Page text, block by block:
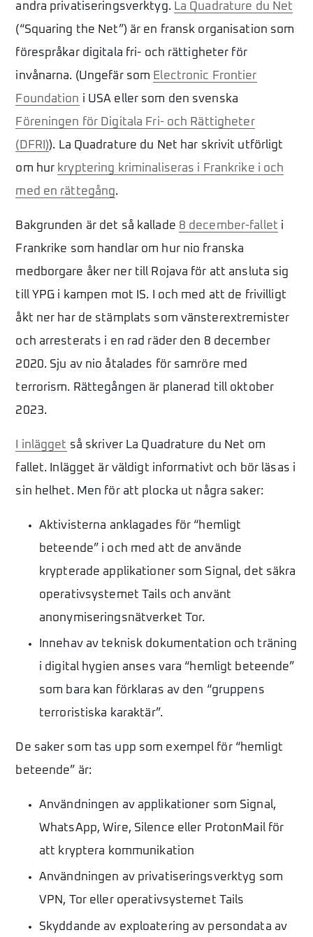
andra privatiseringsverktyg. La Quadrature du Net
(“Squaring the Net”) är en fransk organisation som
förespråkar digitala fri- och rättigheter för
invånarna. (Ungefär som Electronic Frontier
Foundation i USA eller som den svenska
Föreningen för Digitala Fri- och Rättigheter
(DFRI)). La Quadrature du Net har skrivit utförligt
om hur kryptering kriminaliseras i Frankrike i och
med en rättegång.
Bakgrunden är det så kallade 8 december-fallet i
Frankrike som handlar om hur nio franska
medborgare åker ner till Rojava för att ansluta sig
till YPG i kampen mot IS. I och med att de frivilligt
åkt ner har de stämplats som vänsterextremister
och arresterats i en rad räder den 8 december
2020. Sju av nio åtalades för samröre med
terrorism. Rättegången är planerad till oktober
2023.
I inlägget så skriver La Quadrature du Net om
fallet. Inlägget är väldigt informativt och bör läsas i
sin helhet. Men för att plocka ut några saker:
Aktivisterna anklagades för “hemligt
beteende” i och med att de använde
krypterade applikationer som Signal, det säkra
operativsystemet Tails och använt
anonymiseringsnätverket Tor.
Innehav av teknisk dokumentation och träning
i digital hygien anses vara “hemligt beteende”
som bara kan förklaras av den “gruppens
terroristiska karaktär”.
De saker som tas upp som exempel för “hemligt
beteende” är:
Användningen av applikationer som Signal,
WhatsApp, Wire, Silence eller ProtonMail för
att kryptera kommunikation
Användningen av privatiseringsverktyg som
VPN, Tor eller operativsystemet Tails
Skyddande av exploatering av persondata av